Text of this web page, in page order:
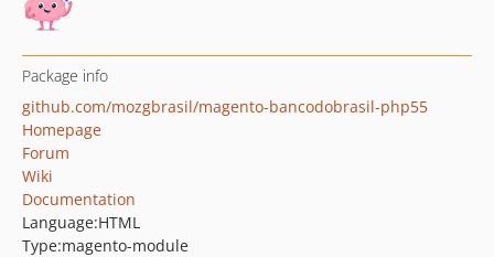
Package info
github.com/mozgbrasil/magento-bancodobrasil-php55
Homepage
Forum
Wiki
Documentation
Language:HTML
Type:magento-module